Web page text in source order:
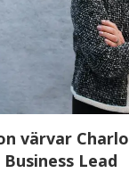
värvar
Business Lead